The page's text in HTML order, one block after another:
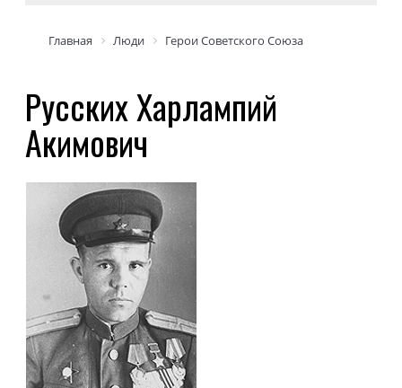
Главная Люди Герои Советского Союза
Русских Харлампий
Акимович